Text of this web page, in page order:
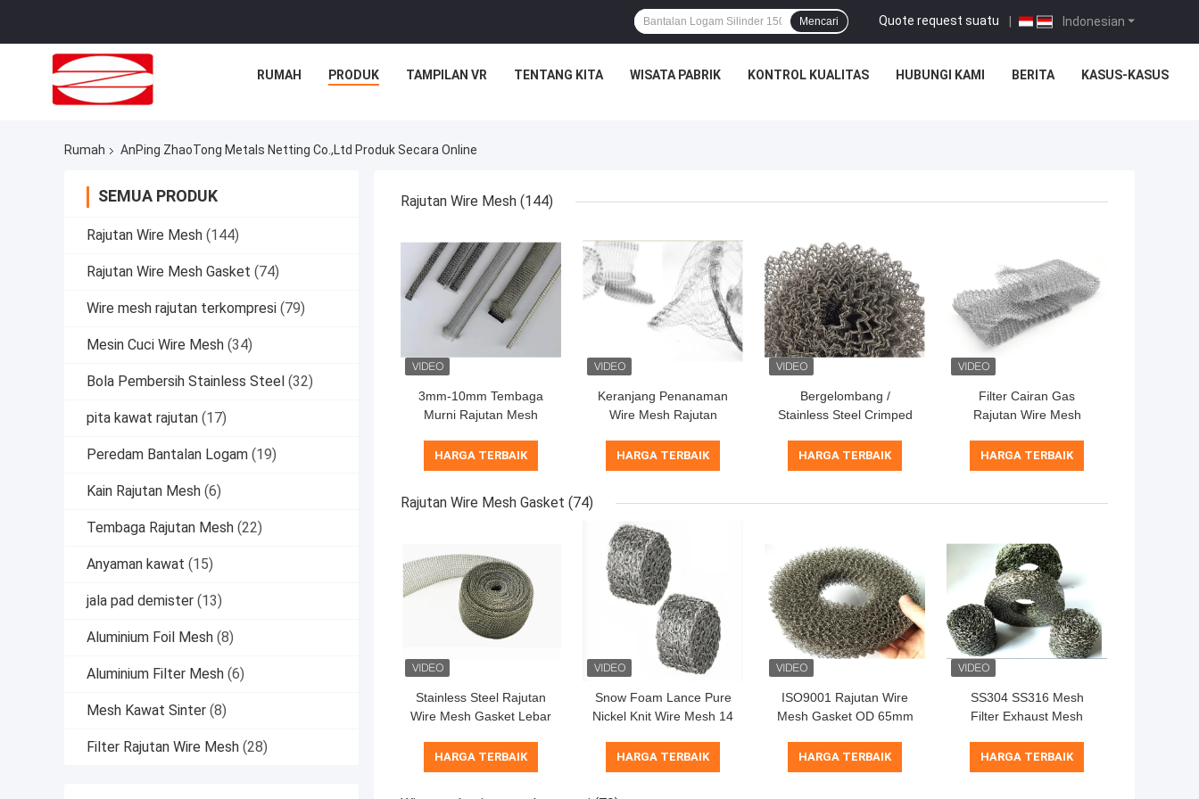
Indonesian
Quote request suatu |
Mencari
RUMAH PRODUK TAMPILAN VR TENTANG KITA WISATA PABRIK KONTROL KUALITAS HUBUNGI KAMI BERITA KASUS-KASUS
Rumah AnPing ZhaoTong Metals Netting Co.,Ltd Produk Secara Online
SEMUA PRODUK
Rajutan Wire Mesh (144)
Rajutan Wire Mesh Gasket (74)
Wire mesh rajutan terkompresi (79)
Mesin Cuci Wire Mesh (34)
Bola Pembersih Stainless Steel (32)
pita kawat rajutan (17)
Peredam Bantalan Logam (19)
Kain Rajutan Mesh (6)
Tembaga Rajutan Mesh (22)
Anyaman kawat (15)
jala pad demister (13)
Aluminium Foil Mesh (8)
Aluminium Filter Mesh (6)
Mesh Kawat Sinter (8)
Filter Rajutan Wire Mesh (28)
Rajutan Wire Mesh (144)
3mm-10mm Tembaga
Murni Rajutan Mesh
Shielding Wire Mesh
HARGA TERBAIK
Keranjang Penanaman
Wire Mesh Rajutan
Untuk Pohon / Bunga
HARGA TERBAIK
Bergelombang /
Stainless Steel Crimped
0.28mm Filter Cairan
Gas
HARGA TERBAIK
Filter Cairan Gas
Rajutan Wire Mesh
Disesuaikan
HARGA TERBAIK
Rajutan Wire Mesh Gasket (74)
Stainless Steel Rajutan
Wire Mesh Gasket Lebar
Shielding
HARGA TERBAIK
Snow Foam Lance Pure
Nickel Knit Wire Mesh 14
Disesuaikan Untuk Filter
Cuci Mobil
HARGA TERBAIK
ISO9001 Rajutan Wire
Mesh Gasket OD 65mm
Redaman
HARGA TERBAIK
SS304 SS316 Mesh
Filter Exhaust Mesh
ISO9001 Disetujui
HARGA TERBAIK